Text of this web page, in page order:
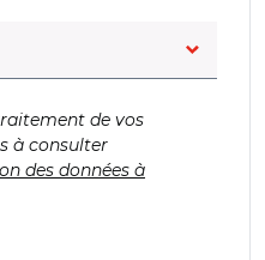
de vos
à consulter
des données à